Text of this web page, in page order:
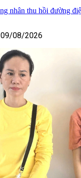
nhân thu hồi đường
09/08/2026